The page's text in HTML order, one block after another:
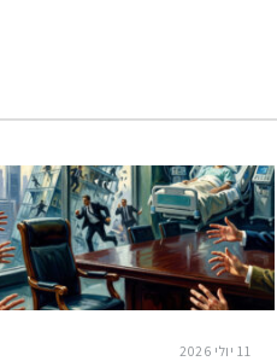
11 יולי 2026